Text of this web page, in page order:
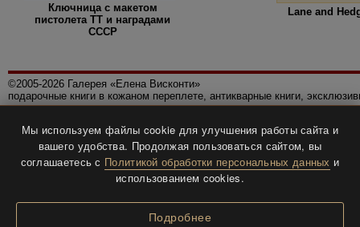
Ключница с макетом
пистолета ТТ и наградами
СССР
Lane and
©2005-2026 Галерея «Елена Висконти»
подарочные книги в кожаном переплете, антикварные книги,
Политика конфиденциальности
Все права защищены.
Разработка и дизайнBTV-info.
Мы используем файлы cookie для улучшения работы сайта и
вашего удобства. Продолжая пользоваться сайтом, вы
соглашаетесь с Политикой обработки персональных данных и
использованием cookies.
Подробнее